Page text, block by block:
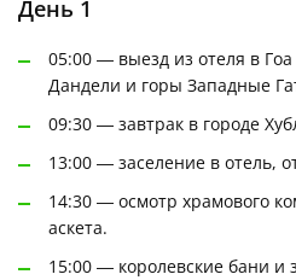
День 1
05:00 — выезд из отеля в
Дандели и горы Западные
09:30 — завтрак в городе
13:00 — заселение в отель,
14:30 — осмотр храмового
аскета.
15:00 — королевские бани и